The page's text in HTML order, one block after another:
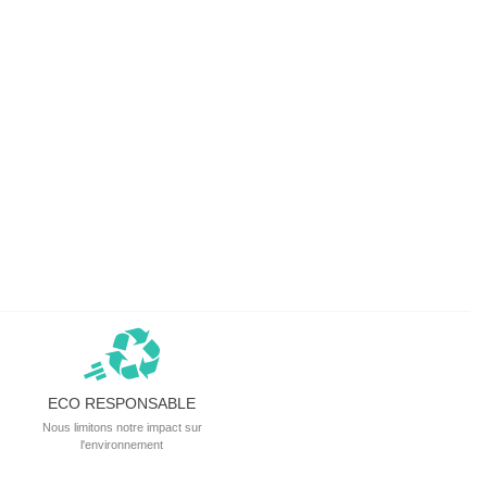
ECO RESPONSABLE
Nous limitons notre impact sur
l'environnement